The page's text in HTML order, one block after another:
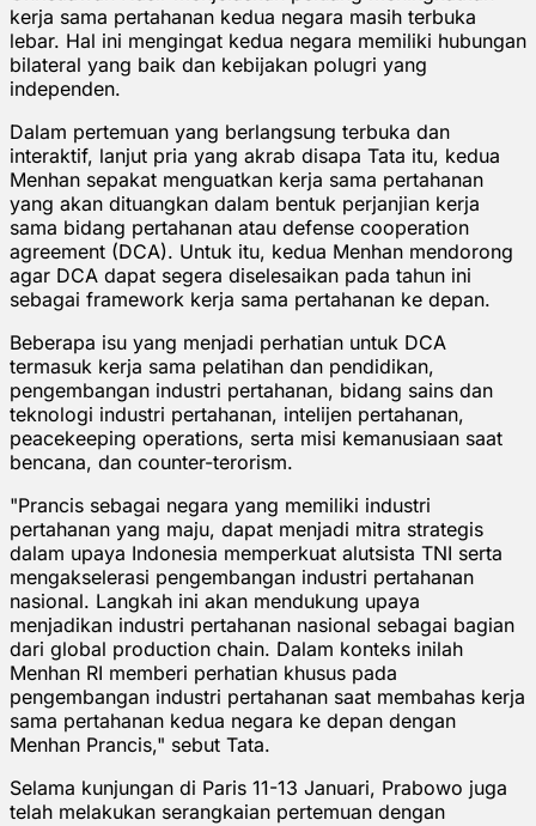
kerja sama pertahanan kedua negara masih terbuka
lebar. Hal ini mengingat kedua negara memiliki hubungan
bilateral yang baik dan kebijakan polugri yang
independen.
Dalam pertemuan yang berlangsung terbuka dan
interaktif, lanjut pria yang akrab disapa Tata itu, kedua
Menhan sepakat menguatkan kerja sama pertahanan
yang akan dituangkan dalam bentuk perjanjian kerja
sama bidang pertahanan atau defense cooperation
agreement (DCA). Untuk itu, kedua Menhan mendorong
agar DCA dapat segera diselesaikan pada tahun ini
sebagai framework kerja sama pertahanan ke depan.
Beberapa isu yang menjadi perhatian untuk DCA
termasuk kerja sama pelatihan dan pendidikan,
pengembangan industri pertahanan, bidang sains dan
teknologi industri pertahanan, intelijen pertahanan,
peacekeeping operations, serta misi kemanusiaan saat
bencana, dan counter-terorism.
"Prancis sebagai negara yang memiliki industri
pertahanan yang maju, dapat menjadi mitra strategis
dalam upaya Indonesia memperkuat alutsista TNI serta
mengakselerasi pengembangan industri pertahanan
nasional. Langkah ini akan mendukung upaya
menjadikan industri pertahanan nasional sebagai bagian
dari global production chain. Dalam konteks inilah
Menhan RI memberi perhatian khusus pada
pengembangan industri pertahanan saat membahas kerja
sama pertahanan kedua negara ke depan dengan
Menhan Prancis," sebut Tata.
Selama kunjungan di Paris 11-13 Januari, Prabowo juga
telah melakukan serangkaian pertemuan dengan